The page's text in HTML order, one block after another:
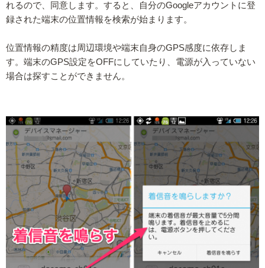
れるので、同意します。すると、自分のGoogleアカウントに登
録された端末の位置情報を検索が始まります。
位置情報の精度は周辺環境や端末自身のGPS感度に依存しま
す。端末のGPS設定をOFFにしていたり、電源が入っていない
場合は探すことができません。